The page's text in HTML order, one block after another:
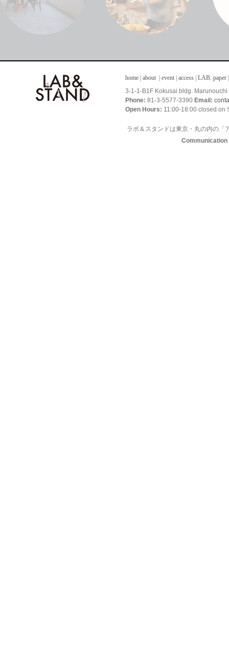
home about event access LAB. paper
3-1-1-B1F Kokusai bldg.
Phone: 81-3-5577-3390 Email:
Open Hours: 11:00-18:00 closed on
ラボ＆スタンドは東京・丸の内の「
Communication